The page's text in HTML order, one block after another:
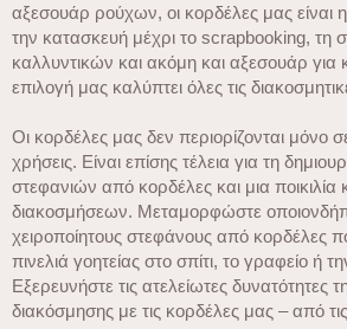
αξεσουάρ ρούχων, οι κορδέλες μας είναι
την κατασκευή μέχρι το scrapbooking, τη
καλλυντικών και ακόμη και αξεσουάρ για
επιλογή μας καλύπτει όλες τις
Οι κορδέλες μας δεν περιορίζονται μόνο
χρήσεις. Είναι επίσης τέλεια για τη
στεφανιών από κορδέλες και μια ποικιλία
διακοσμήσεων. Μεταμορφώστε
χειροποίητους στεφάνους από κορδέλες
πινελιά γοητείας στο σπίτι, το γραφείο ή
Εξερευνήστε τις ατελείωτες δυνατότητες
διακόσμησης με τις κορδέλες μας – από